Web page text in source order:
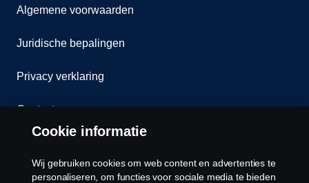
Algemene voorwaarden
Juridische bepalingen
Privacy verklaring
Contact
Cookiebeleid
Cookie informatie
Wij gebruiken cookies om web content en advertenties te
personaliseren, om functies voor sociale media te bieden